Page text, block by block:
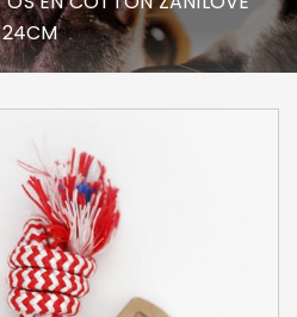
24CM